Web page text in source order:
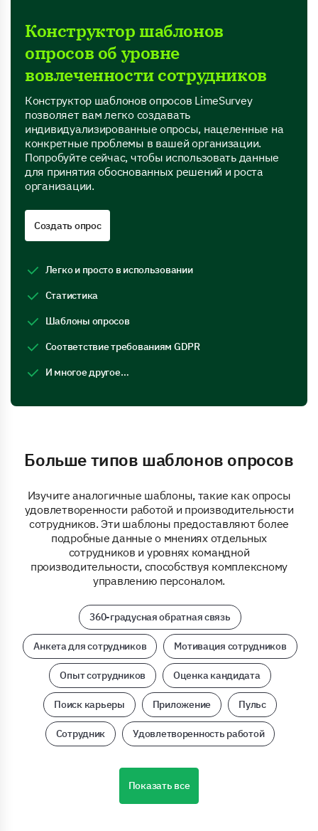
Конструктор шаблонов
опросов об уровне
вовлеченности сотрудников
Конструктор шаблонов опросов LimeSurvey
позволяет вам легко создавать
индивидуализированные опросы, нацеленные на
конкретные проблемы в вашей организации.
Попробуйте сейчас, чтобы использовать данные
для принятия обоснованных решений и роста
организации.
Создать опрос
Легко и просто в использовании
Статистика
Шаблоны опросов
Соответствие требованиям GDPR
И многое другое…
Больше типов шаблонов опросов
Изучите аналогичные шаблоны, такие как опросы
удовлетворенности работой и производительности
сотрудников. Эти шаблоны предоставляют более
подробные данные о мнениях отдельных
сотрудников и уровнях командной
производительности, способствуя комплексному
управлению персоналом.
360-градусная обратная связь
Анкета для сотрудников Мотивация сотрудников
Опыт сотрудников Оценка кандидата
Поиск карьеры Приложение Пульс
Сотрудник Удовлетворенность работой
Показать все